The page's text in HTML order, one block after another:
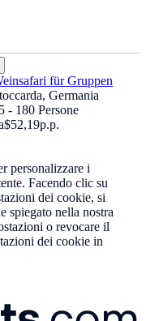
für Gruppen
Germania
- 180 Persone
$52,19p.p.
personalizzare i
Facendo clic su
dei cookie, si
spiegato nella nostra
o revocare il
dei cookie in